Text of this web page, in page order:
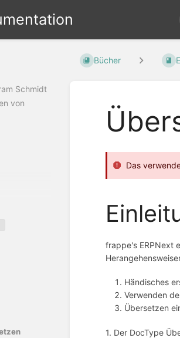
Schmidt
von
Bücher
Das
frappe's ERPNext
Händisches
Verwenden
Übersetzen
1. Der DocType